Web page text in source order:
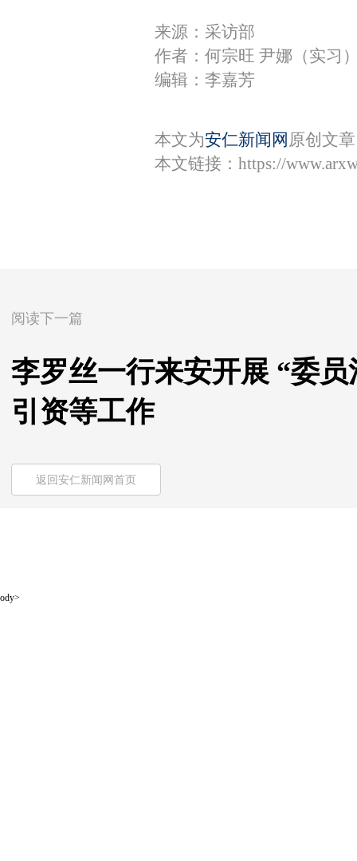
来源：采访部
作者：何宗旺 尹娜（实习
编辑：李嘉芳
本文为安仁新闻网 原创文
本文链接： https://
阅读下一篇
李罗丝一行来安开展 “委
引资等工作
返回安仁新闻网首页
ody>